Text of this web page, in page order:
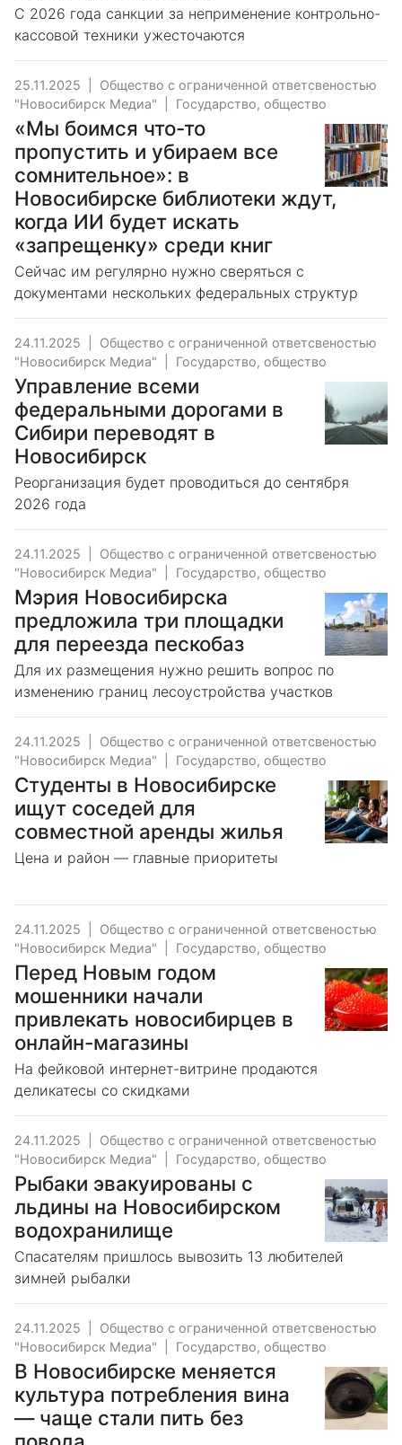
С 2026 года санкции за неприменение контрольно-
кассовой техники ужесточаются
25.11.2025
Общество с ограниченной ответсвеностью
"Новосибирск Медиа"
Государство, общество
«Мы боимся что-то
пропустить и убираем все
сомнительное»: в
Новосибирске библиотеки ждут,
когда ИИ будет искать
«запрещенку» среди книг
Сейчас им регулярно нужно сверяться с
документами нескольких федеральных структур
24.11.2025
Общество с ограниченной ответсвеностью
"Новосибирск Медиа"
Государство, общество
Управление всеми
федеральными дорогами в
Сибири переводят в
Новосибирск
Реорганизация будет проводиться до сентября
2026 года
24.11.2025
Общество с ограниченной ответсвеностью
"Новосибирск Медиа"
Государство, общество
Мэрия Новосибирска
предложила три площадки
для переезда пескобаз
Для их размещения нужно решить вопрос по
изменению границ лесоустройства участков
24.11.2025
Общество с ограниченной ответсвеностью
"Новосибирск Медиа"
Государство, общество
Студенты в Новосибирске
ищут соседей для
совместной аренды жилья
Цена и район — главные приоритеты
24.11.2025
Общество с ограниченной ответсвеностью
"Новосибирск Медиа"
Государство, общество
Перед Новым годом
мошенники начали
привлекать новосибирцев в
онлайн-магазины
На фейковой интернет-витрине продаются
деликатесы со скидками
24.11.2025
Общество с ограниченной ответсвеностью
"Новосибирск Медиа"
Государство, общество
Рыбаки эвакуированы с
льдины на Новосибирском
водохранилище
Спасателям пришлось вывозить 13 любителей
зимней рыбалки
24.11.2025
Общество с ограниченной ответсвеностью
"Новосибирск Медиа"
Государство, общество
В Новосибирске меняется
культура потребления вина
— чаще стали пить без